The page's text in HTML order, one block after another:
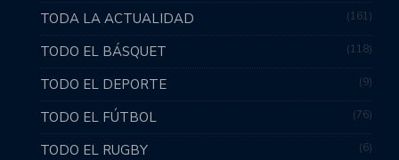
TODA LA ACTUALIDAD 161
TODO EL BÁSQUET 118
TODO EL DEPORTE 9
TODO EL FÚTBOL 76
TODO EL RUGBY 6